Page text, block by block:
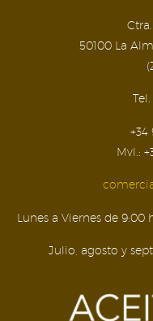
50100 La
+34
Mvl.:
Lunes a Viernes de 9:00
Julio, agosto y